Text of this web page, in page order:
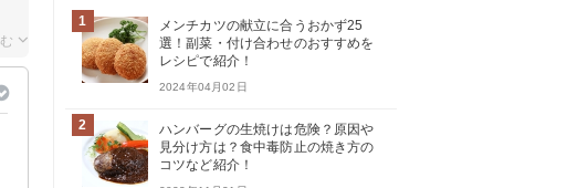
1
メンチカツの献立に合うおかず25
選！副菜・付け合わせのおすすめを
レシピで紹介！
2024年04月02日
2
ハンバーグの生焼けは危険？原因や
見分け方は？食中毒防止の焼き方の
コツなど紹介！